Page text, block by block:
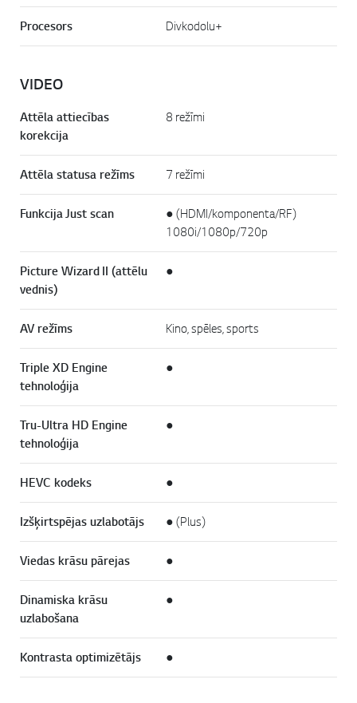
Procesors Divkodolu+
VIDEO
Attēla attiecības
korekcija
8 režīmi
Attēla statusa režīms 7 režīmi
Funkcija Just scan
● (HDMI/komponenta/RF)
1080i/1080p/720p
Picture Wizard II (attēlu
vednis)
●
AV režīms Kino, spēles, sports
Triple XD Engine
tehnoloģija
●
Tru-Ultra HD Engine
tehnoloģija
●
HEVC kodeks ●
Izšķirtspējas uzlabotājs ● (Plus)
Viedas krāsu pārejas ●
Dinamiska krāsu
uzlabošana
●
Kontrasta optimizētājs ●